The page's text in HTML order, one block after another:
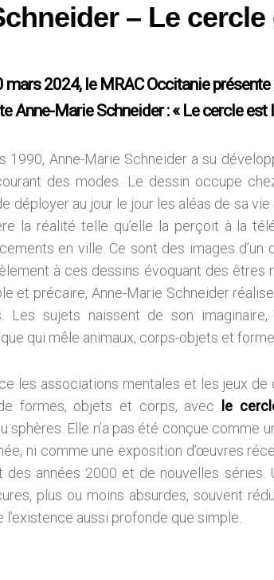
– Le cercle
mars 2024, le MRAC Occitanie
Anne-Marie Schneider : « Le cercle est
1990, Anne-Marie Schneider a su
des modes. Le dessin occupe
déployer au jour le jour les aléas de sa vie
la réalité telle qu’elle la perçoit à la
en ville. Ce sont des images d’un
à ces dessins évoquant des êtres
et précaire, Anne-Marie Schneider
Les sujets naissent de son imaginaire,
qui mêle animaux, corps-objets et
les associations mentales et les jeux de
formes, objets et corps, avec
le
sphères. Elle n’a pas été conçue comme
ni comme une exposition d’œuvres
années 2000 et de nouvelles séries.
plus ou moins absurdes, souvent
aussi profonde que simple.